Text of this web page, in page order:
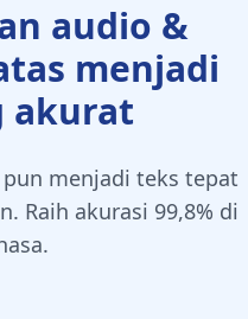
audio &
menjadi
akurat
menjadi teks tepat
Raih akurasi 99,8% di